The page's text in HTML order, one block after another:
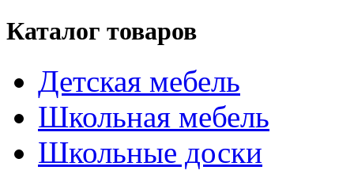
Каталог товаров
Детская мебель
Школьная мебель
Школьные доски